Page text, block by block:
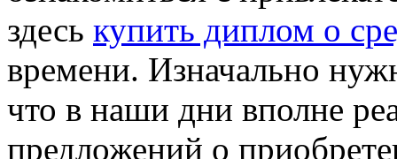
здесь купить диплом о
времени. Изначально
что в наши дни вполне
предложений о